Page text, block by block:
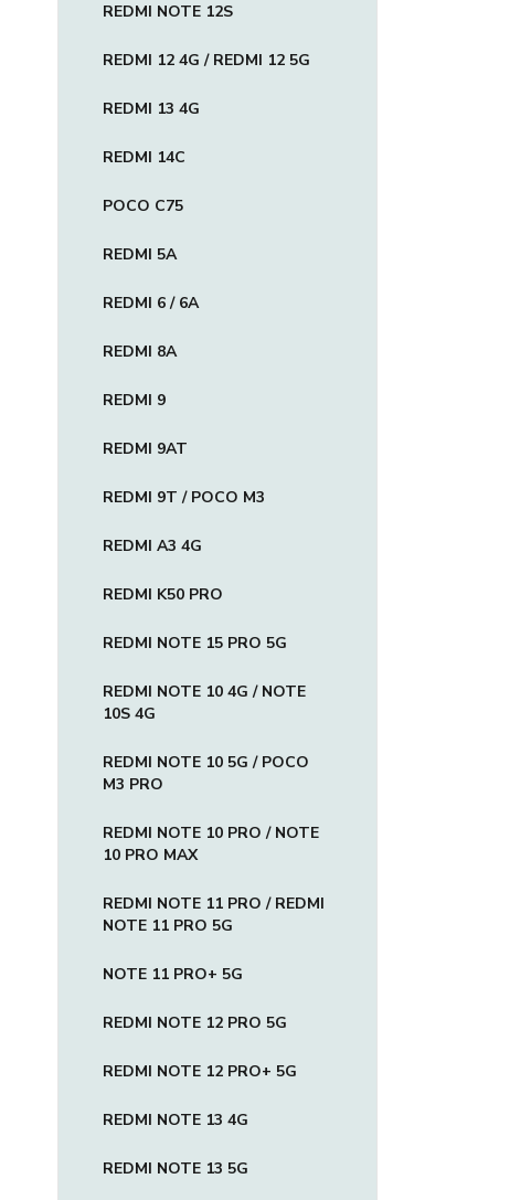
REDMI NOTE 12S
REDMI 12 4G / REDMI 12 5G
REDMI 13 4G
REDMI 14C
POCO C75
REDMI 5A
REDMI 6 / 6A
REDMI 8A
REDMI 9
REDMI 9AT
REDMI 9T / POCO M3
REDMI A3 4G
REDMI K50 PRO
REDMI NOTE 15 PRO 5G
REDMI NOTE 10 4G / NOTE
10S 4G
REDMI NOTE 10 5G / POCO
M3 PRO
REDMI NOTE 10 PRO / NOTE
10 PRO MAX
REDMI NOTE 11 PRO / REDMI
NOTE 11 PRO 5G
NOTE 11 PRO+ 5G
REDMI NOTE 12 PRO 5G
REDMI NOTE 12 PRO+ 5G
REDMI NOTE 13 4G
REDMI NOTE 13 5G